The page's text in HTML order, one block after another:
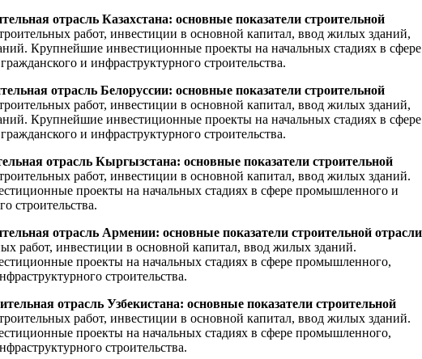
отрасль Казахстана: основные показатели строительной
работ, инвестиции в основной капитал, ввод жилых зданий,
Крупнейшие инвестиционные проекты на начальных стадиях в сфере
и инфраструктурного строительства.
отрасль Белоруссии: основные показатели строительной
работ, инвестиции в основной капитал, ввод жилых зданий,
Крупнейшие инвестиционные проекты на начальных стадиях в сфере
и инфраструктурного строительства.
отрасль Кыргызстана: основные показатели строительной
работ, инвестиции в основной капитал, ввод жилых зданий.
проекты на начальных стадиях в сфере промышленного и
строительства.
отрасль Армении: основные показатели строительной
работ, инвестиции в основной капитал, ввод жилых зданий.
проекты на начальных стадиях в сфере промышленного,
строительства.
отрасль Узбекистана: основные показатели строительной
работ, инвестиции в основной капитал, ввод жилых зданий.
проекты на начальных стадиях в сфере промышленного,
строительства.